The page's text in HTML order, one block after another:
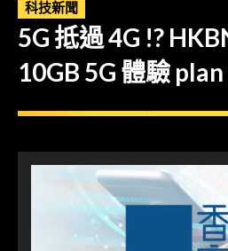
科技新聞
5G 抵過 4G !?
10GB 5G 體驗 plan